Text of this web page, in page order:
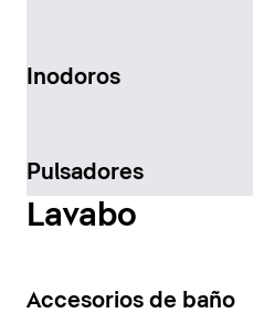
Inodoros
Pulsadores
Lavabo
Accesorios de baño